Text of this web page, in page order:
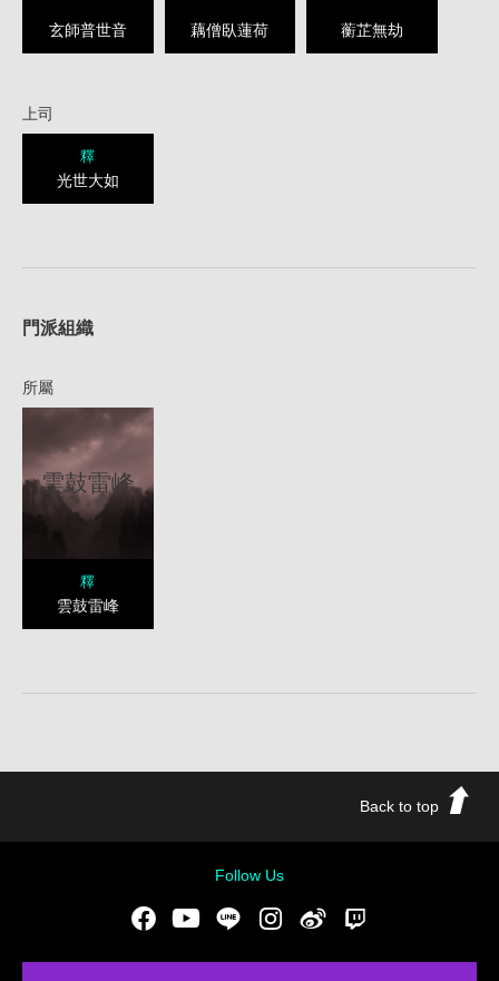
玄師普世音 藕僧臥蓮荷 蘅芷無劫
上司
釋
光世大如
門派組織
所屬
雲鼓雷峰
釋
雲鼓雷峰
Back to top
Follow Us
FacebookYoutubeLINE Instgram新浪微博